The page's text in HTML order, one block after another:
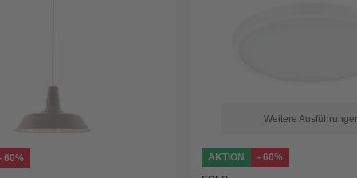
60%
Weitere
AKTION
- 60%